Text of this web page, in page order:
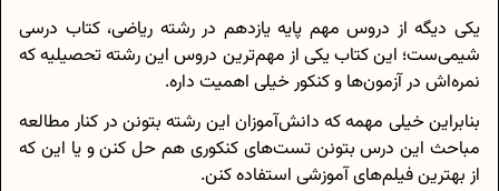
یکی دیگه از دروس مهم پایه یازدهم در رشته ریاضی، کتاب درسی
شیمی‌ست؛ این کتاب یکی از مهم‌ترین دروس این رشته تحصیلیه که
نمره‌اش در آزمون‌ها و کنکور خیلی اهمیت داره.
بنابراین خیلی مهمه که دانش‌آموزان این رشته بتونن در کنار مطالعه
مباحث این درس بتونن تست‌های کنکوری هم حل کنن و یا این که
از بهترین فیلم‌های آموزشی استفاده کنن.